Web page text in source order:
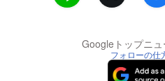
Googleトップニ
フォローの仕